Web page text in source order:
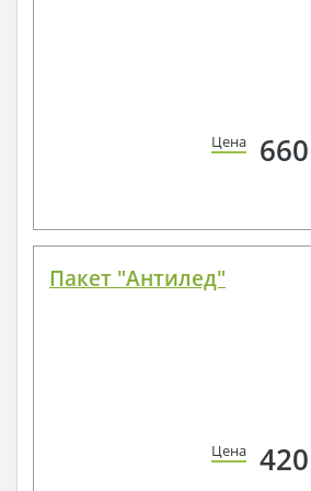
Цена 660
Пакет "Антилед"
Цена 420